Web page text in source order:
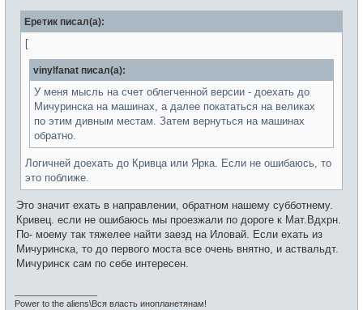
б
е
е
Еретик писал(а):
[
vinylfanat писал(а):
У меня мысль на счет облегченной версии - доехать до
Мичуринска на машинах, а далее покататься на великах
по этим дивным местам. Затем вернуться на машинах
обратно.
Логичней доехать до Кривца или Ярка. Если не ошибаюсь, то
это поближе.
Это значит ехать в направлении, обратном нашему субботнему.
Кривец. если не ошибаюсь мы проезжали по дороге к Мат.Вдхрн.
По- моему так тяжелее найти заезд на Иловай. Если ехать из
Мичуринска, то до первого моста все очень внятно, и аствальдт.
Мичуринск сам по себе интересен.
Power to the aliens\Вся власть инопланетянам!